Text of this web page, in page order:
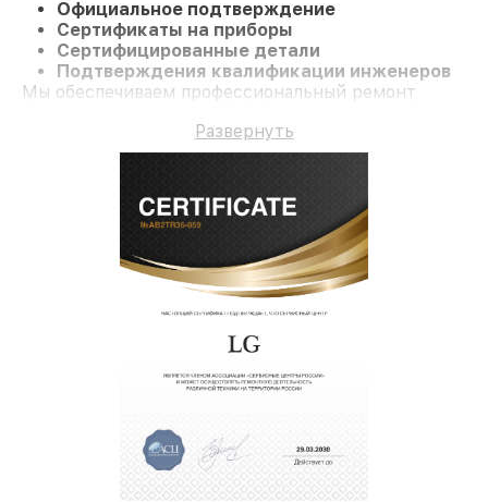
Официальное подтверждение
Сертификаты на приборы
Сертифицированные детали
Подтверждения квалификации инженеров
Мы обеспечиваем профессиональный ремонт
Развернуть